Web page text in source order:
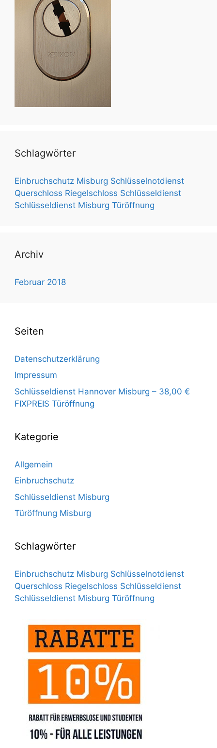
Schlagwörter
Einbruchschutz Misburg Schlüsselnotdienst
Querschloss Riegelschloss Schlüsseldienst
Schlüsseldienst Misburg Türöffnung
Archiv
Februar 2018
Seiten
Datenschutzerklärung
Impressum
Schlüsseldienst Hannover Misburg – 38,00 €
FIXPREIS Türöffnung
Kategorie
Allgemein
Einbruchschutz
Schlüsseldienst Misburg
Türöffnung Misburg
Schlagwörter
Einbruchschutz Misburg Schlüsselnotdienst
Querschloss Riegelschloss Schlüsseldienst
Schlüsseldienst Misburg Türöffnung